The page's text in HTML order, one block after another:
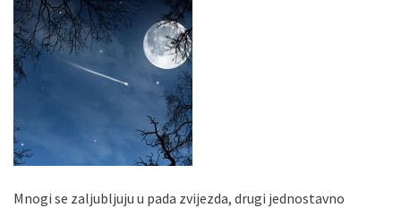
Mnogi se zaljubljuju u pada zvijezda, drugi jednostavno